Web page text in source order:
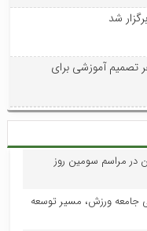
شد
تصمیم آموزشی برای
در مراسم سومین روز
جامعه ورزش، مسیر توسعه